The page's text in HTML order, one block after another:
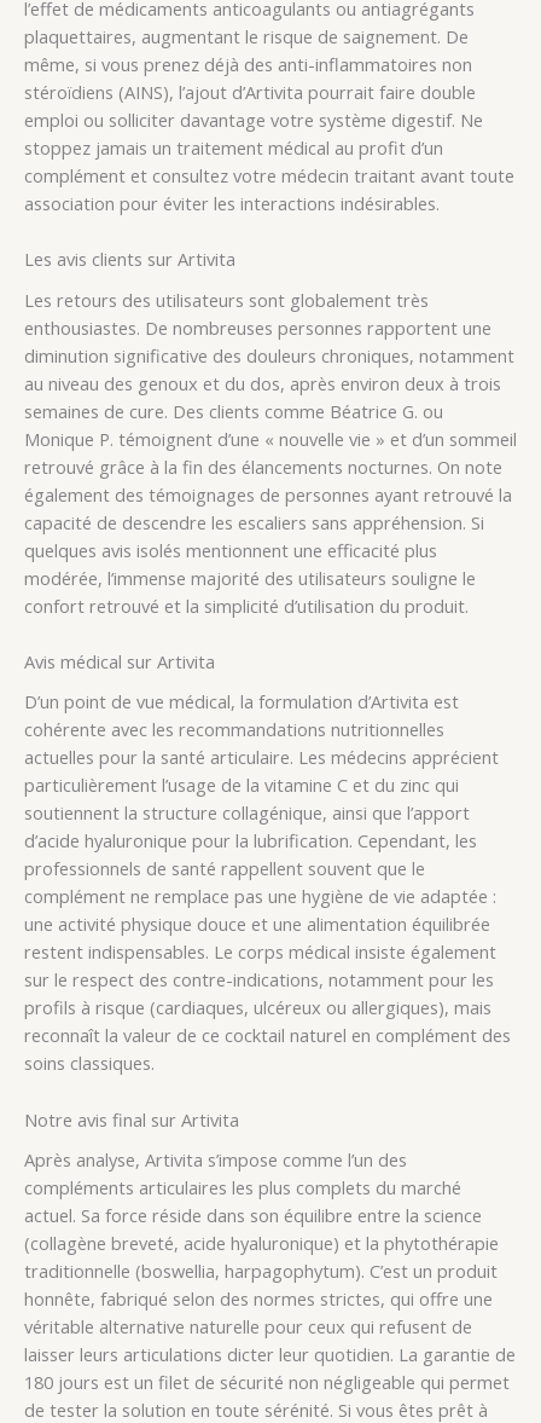
l’effet de médicaments anticoagulants ou antiagrégants
plaquettaires, augmentant le risque de saignement. De
même, si vous prenez déjà des anti-inflammatoires non
stéroïdiens (AINS), l’ajout d’Artivita pourrait faire double
emploi ou solliciter davantage votre système digestif. Ne
stoppez jamais un traitement médical au profit d’un
complément et consultez votre médecin traitant avant toute
association pour éviter les interactions indésirables.
Les avis clients sur Artivita
Les retours des utilisateurs sont globalement très
enthousiastes. De nombreuses personnes rapportent une
diminution significative des douleurs chroniques, notamment
au niveau des genoux et du dos, après environ deux à trois
semaines de cure. Des clients comme Béatrice G. ou
Monique P. témoignent d’une « nouvelle vie » et d’un sommeil
retrouvé grâce à la fin des élancements nocturnes. On note
également des témoignages de personnes ayant retrouvé la
capacité de descendre les escaliers sans appréhension. Si
quelques avis isolés mentionnent une efficacité plus
modérée, l’immense majorité des utilisateurs souligne le
confort retrouvé et la simplicité d’utilisation du produit.
Avis médical sur Artivita
D’un point de vue médical, la formulation d’Artivita est
cohérente avec les recommandations nutritionnelles
actuelles pour la santé articulaire. Les médecins apprécient
particulièrement l’usage de la vitamine C et du zinc qui
soutiennent la structure collagénique, ainsi que l’apport
d’acide hyaluronique pour la lubrification. Cependant, les
professionnels de santé rappellent souvent que le
complément ne remplace pas une hygiène de vie adaptée :
une activité physique douce et une alimentation équilibrée
restent indispensables. Le corps médical insiste également
sur le respect des contre-indications, notamment pour les
profils à risque (cardiaques, ulcéreux ou allergiques), mais
reconnaît la valeur de ce cocktail naturel en complément des
soins classiques.
Notre avis final sur Artivita
Après analyse, Artivita s’impose comme l’un des
compléments articulaires les plus complets du marché
actuel. Sa force réside dans son équilibre entre la science
(collagène breveté, acide hyaluronique) et la phytothérapie
traditionnelle (boswellia, harpagophytum). C’est un produit
honnête, fabriqué selon des normes strictes, qui offre une
véritable alternative naturelle pour ceux qui refusent de
laisser leurs articulations dicter leur quotidien. La garantie de
180 jours est un filet de sécurité non négligeable qui permet
de tester la solution en toute sérénité. Si vous êtes prêt à